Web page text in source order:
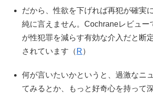
だから、性欲を下げれば再犯が確実
純に言えません。Cochraneレビュー
が性犯罪を減らす有効な介入だと断
されています（ R）
何が言いたいかというと、過激なニ
てみるとか、もっと好奇心を持って